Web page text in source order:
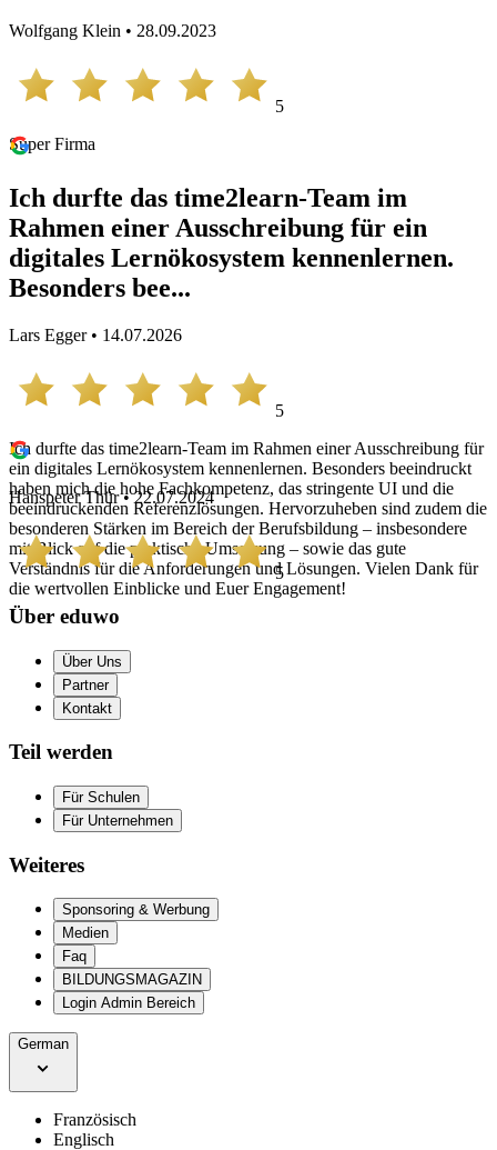
Wolfgang Klein • 28.09.2023
5
Super Firma
Ich durfte das time2learn-Team im
Rahmen einer Ausschreibung für ein
digitales Lernökosystem kennenlernen.
Besonders bee...
Lars Egger • 14.07.2026
5
Ich durfte das time2learn-Team im Rahmen einer Ausschreibung für
ein digitales Lernökosystem kennenlernen. Besonders beeindruckt
haben mich die hohe Fachkompetenz, das stringente UI und die
beeindruckenden Referenzlösungen. Hervorzuheben sind zudem die
besonderen Stärken im Bereich der Berufsbildung – insbesondere
mit Blick auf die praktische Umsetzung – sowie das gute
Verständnis für die Anforderungen und Lösungen. Vielen Dank für
die wertvollen Einblicke und Euer Engagement!
Hanspeter Thür • 22.07.2024
5
Über eduwo
Über Uns
Partner
Kontakt
Teil werden
Für Schulen
Für Unternehmen
Weiteres
Sponsoring & Werbung
Medien
Faq
BILDUNGSMAGAZIN
Login Admin Bereich
German
Französisch
Englisch